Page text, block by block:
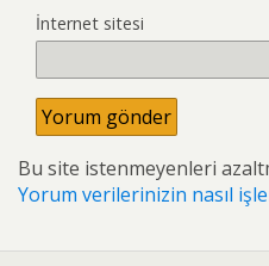
İnternet sitesi
Bu site istenmeyenleri
Yorum verilerinizin nasıl